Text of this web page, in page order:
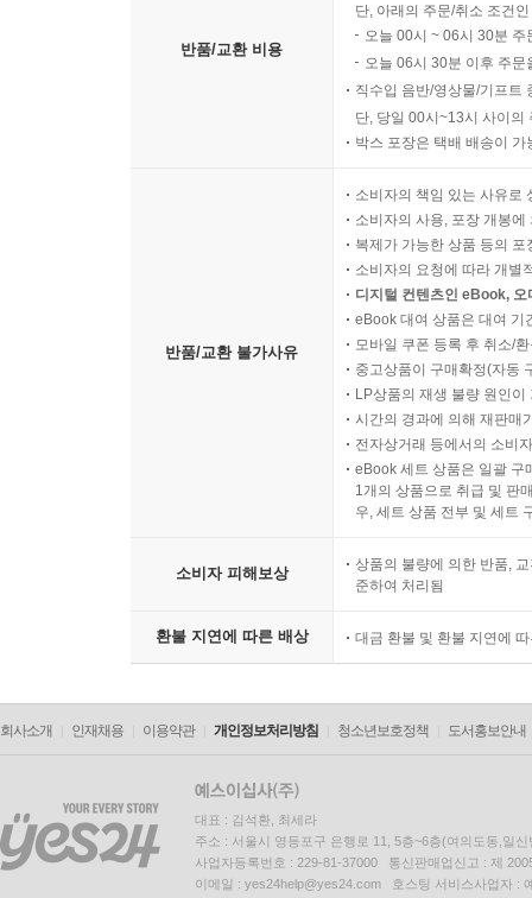
반품/교환 비용
단, 아래의 주문/취소 조건
오늘 00시 ~ 06시 30분
오늘 06시 30분 이후 주
직수입 음반/영상물/기프트
단, 당일 00시~13시 사이의
박스 포장은 택배 배송이
반품/교환 불가사유
소비자의 책임 있는 사유로
소비자의 사용, 포장 개봉
복제가 가능한 상품 등의
소비자의 요청에 따라 개별
디지털 컨텐츠인 eBook,
eBook 대여 상품은 대여 기
모바일 쿠폰 등록 후 취소/
중고상품이 구매확정(자동
LP상품의 재생 불량 원인
시간의 경과에 의해 재판매
전자상거래 등에서의 소비
eBook 세트 상품은 일괄 구
1개의 상품으로 취급 및 판
우, 세트 상품 전부 및 세트
소비자 피해보상
상품의 불량에 의한 반품,
준하여 처리됨
환불 지연에 따른 배상 대금 환불 및 환불 지연에
회사소개 인재채용 이용약관 개인정보처리방침 청소년보호정책 도서홍보안내
대표 : 김석환, 최세라
주소 : 서울시 영등포구 은행로 11, 5층~6층(여의도동,일신
사업자등록번호 : 229-81-37000 통신판매업신고 : 제
이메일 : yes24help@yes24.com 호스팅 서비스사업자 :